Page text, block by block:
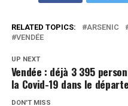
RELATED TOPICS: ARSENIC
VENDÉE
UP NEXT
Vendée : déjà 3 395
la Covid-19 dans le
DON'T MISS